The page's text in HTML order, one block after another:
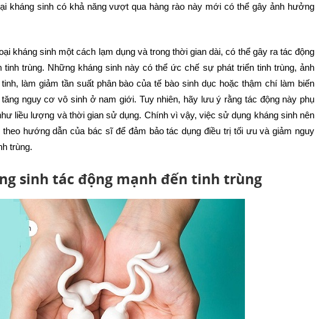
kháng sinh có khả năng vượt qua hàng rào này mới có thể gây ảnh hưởng
kháng sinh một cách lạm dụng và trong thời gian dài, có thể gây ra tác động
tinh trùng. Những kháng sinh này có thể ức chế sự phát triển tinh trùng, ảnh
làm giảm tần suất phân bào của tế bào sinh dục hoặc thậm chí làm biến
nguy cơ vô sinh ở nam giới. Tuy nhiên, hãy lưu ý rằng tác động này phụ
liều lượng và thời gian sử dụng. Chính vì vậy, việc sử dụng kháng sinh nên
hướng dẫn của bác sĩ để đảm bảo tác dụng điều trị tối ưu và giảm nguy
trùng.
sinh tác động mạnh đến tinh trùng